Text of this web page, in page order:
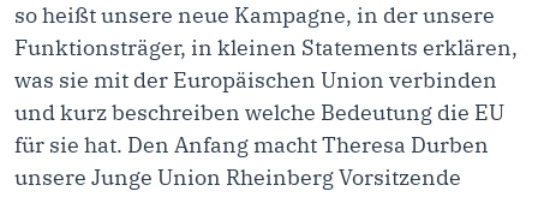
so heißt unsere neue Kampagne, in der unsere
Funktionsträger, in kleinen Statements erklären,
was sie mit der Europäischen Union verbinden
und kurz beschreiben welche Bedeutung die EU
für sie hat. Den Anfang macht Theresa Durben
unsere Junge Union Rheinberg Vorsitzende